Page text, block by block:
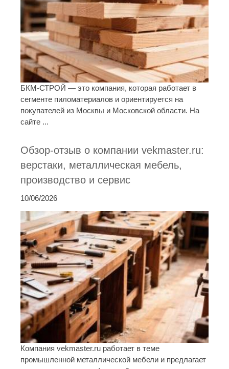
БКМ-СТРОЙ — это компания, которая работает в
сегменте пиломатериалов и ориентируется на
покупателей из Москвы и Московской области. На
сайте ...
Обзор-отзыв о компании vekmaster.ru:
верстаки, металлическая мебель,
производство и сервис
10/06/2026
Компания vekmaster.ru работает в теме
промышленной металлической мебели и предлагает